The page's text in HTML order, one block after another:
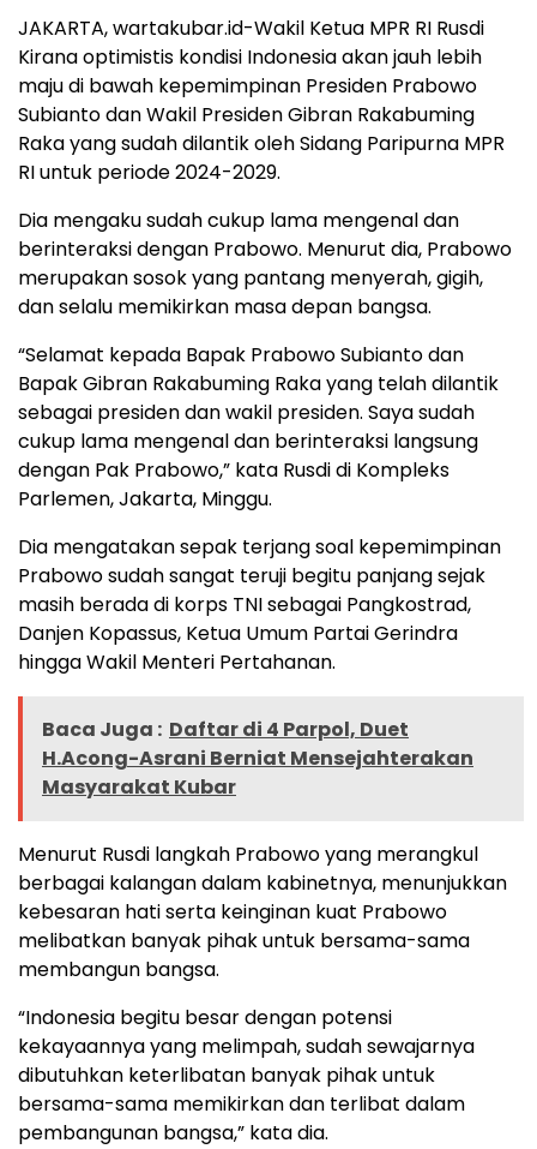
JAKARTA, wartakubar.id-Wakil Ketua MPR RI Rusdi
Kirana optimistis kondisi Indonesia akan jauh lebih
maju di bawah kepemimpinan Presiden Prabowo
Subianto dan Wakil Presiden Gibran Rakabuming
Raka yang sudah dilantik oleh Sidang Paripurna MPR
RI untuk periode 2024-2029.
Dia mengaku sudah cukup lama mengenal dan
berinteraksi dengan Prabowo. Menurut dia, Prabowo
merupakan sosok yang pantang menyerah, gigih,
dan selalu memikirkan masa depan bangsa.
“Selamat kepada Bapak Prabowo Subianto dan
Bapak Gibran Rakabuming Raka yang telah dilantik
sebagai presiden dan wakil presiden. Saya sudah
cukup lama mengenal dan berinteraksi langsung
dengan Pak Prabowo,” kata Rusdi di Kompleks
Parlemen, Jakarta, Minggu.
Dia mengatakan sepak terjang soal kepemimpinan
Prabowo sudah sangat teruji begitu panjang sejak
masih berada di korps TNI sebagai Pangkostrad,
Danjen Kopassus, Ketua Umum Partai Gerindra
hingga Wakil Menteri Pertahanan.
Baca Juga : Daftar di 4 Parpol, Duet
H.Acong-Asrani Berniat Mensejahterakan
Masyarakat Kubar
Menurut Rusdi langkah Prabowo yang merangkul
berbagai kalangan dalam kabinetnya, menunjukkan
kebesaran hati serta keinginan kuat Prabowo
melibatkan banyak pihak untuk bersama-sama
membangun bangsa.
“Indonesia begitu besar dengan potensi
kekayaannya yang melimpah, sudah sewajarnya
dibutuhkan keterlibatan banyak pihak untuk
bersama-sama memikirkan dan terlibat dalam
pembangunan bangsa,” kata dia.